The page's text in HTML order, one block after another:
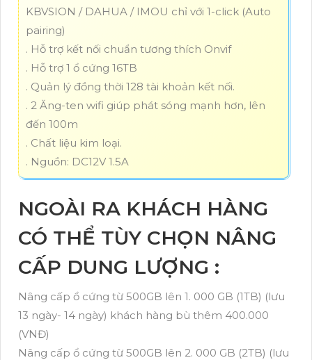
KBVSION / DAHUA / IMOU chỉ với 1-click (Auto
pairing)
. Hỗ trợ kết nối chuẩn tương thích Onvif
. Hỗ trợ 1 ổ cứng 16TB
. Quản lý đồng thời 128 tài khoản kết nối.
. 2 Ăng-ten wifi giúp phát sóng mạnh hơn, lên
đến 100m
. Chất liệu kim loại.
. Nguồn: DC12V 1.5A
NGOÀI RA KHÁCH HÀNG
CÓ THỂ TÙY CHỌN NÂNG
CẤP DUNG LƯỢNG :
Nâng cấp ổ cứng từ 500GB lên 1. 000 GB (1TB) (lưu
13 ngày- 14 ngày) khách hàng bù thêm 400.000
(VNĐ)
Nâng cấp ổ cứng từ 500GB lên 2. 000 GB (2TB) (lưu